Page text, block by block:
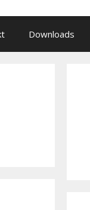
Downloads